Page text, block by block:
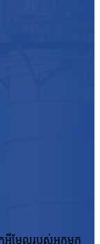
មែលរបស់អ្នកមក